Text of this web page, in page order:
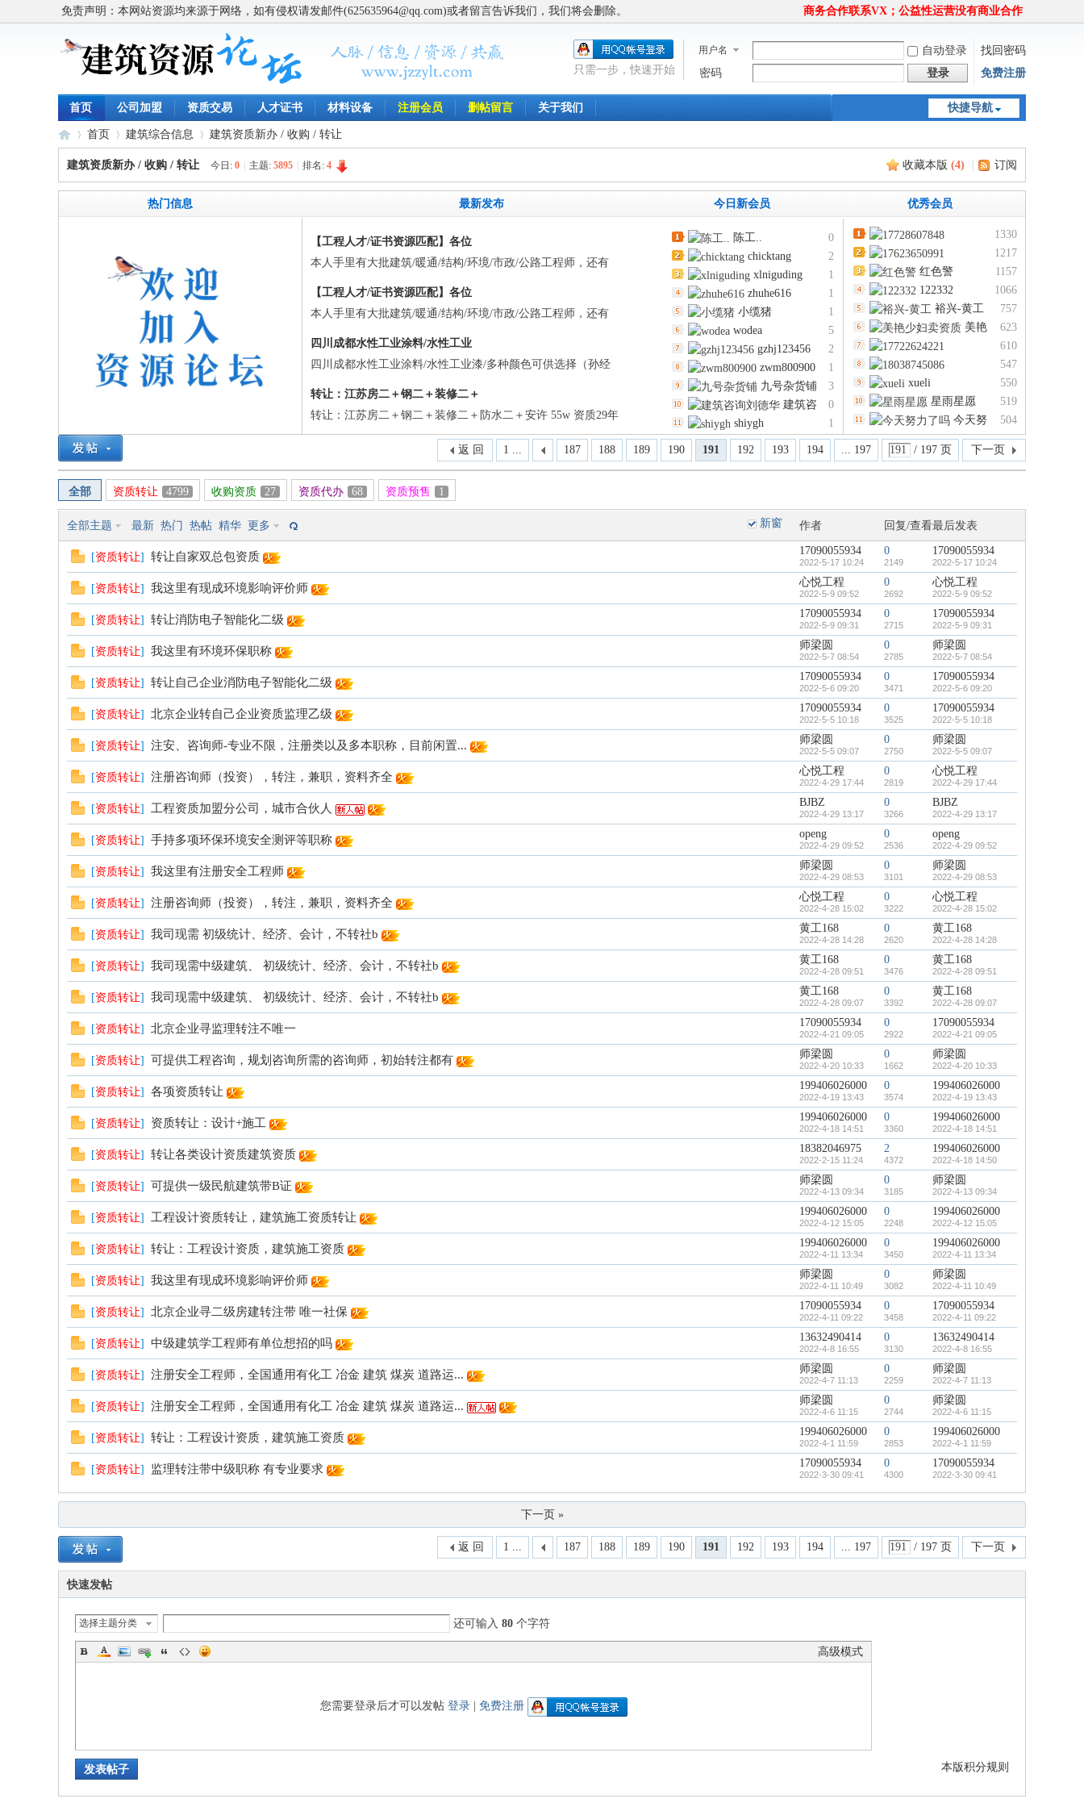
免责声明：本网站资源均来源于网络，如有侵权请发邮件(625635964@qq.com)或者留言告诉我们，我们将会删除。 商务合作联系VX；公益性运营没有商业合作
用户名 自动登录
找回密码
密码
登录 免费注册
只需一步，快速开始
快捷导航
首页 公司加盟 资质交易 人才证书 材料设备 注册会员 删帖留言 关于我们
资
坛
首页 建筑综合信息 建筑资质新办 / 收购 / 转让
收藏本版 (4) 订阅
建筑资质新办 / 收购 / 转让 今日: 0 主题: 5895 排名: 4
热门信息 最新发布 今日新会员 优秀会员
【工程人才/证书资源匹配】各位
本人手里有大批建筑/暖通/结构/环境/市政/公路工程师，还有
【工程人才/证书资源匹配】各位
本人手里有大批建筑/暖通/结构/环境/市政/公路工程师，还有
四川成都水性工业涂料/水性工业
四川成都水性工业涂料/水性工业漆/多种颜色可供选择（孙经
转让：江苏房二＋钢二＋装修二＋
转让：江苏房二＋钢二＋装修二＋防水二＋安许 55w 资质29年
0
陈工..
2
chicktang
1
xlniguding
1
zhuhe616
1
小缆猪
5
wodea
2
gzhj123456
1
zwm800900
3
九号杂货铺
0
建筑咨
询刘德华
1
shiygh
1330
17728607848
1217
17623650991
1157
红色警
1066
122332
757
裕兴-黄工
623
美艳
少妇卖资质
610
17722624221
547
18038745086
550
xueli
519
星雨星愿
504
今天努
力了吗
1 ...
187 188 189 190 191 192 193 194 ... 197 / 197 页 下一页
返 回
全部 资质转让 4799 收购资质 27 资质代办 68 资质预售 1
新窗
全部主题 最新 热门 热帖 精华 更多 作者 回复/查看最后发表
[资质转让] 转让自家双总包资质 17090055934
2022-5-17 10:24
0
2149
17090055934
2022-5-17 10:24
[资质转让] 我这里有现成环境影响评价师 心悦工程
2022-5-9 09:52
0
2692
心悦工程
2022-5-9 09:52
[资质转让] 转让消防电子智能化二级 17090055934
2022-5-9 09:31
0
2715
17090055934
2022-5-9 09:31
[资质转让] 我这里有环境环保职称 师梁圆
2022-5-7 08:54
0
2785
师梁圆
2022-5-7 08:54
[资质转让] 转让自己企业消防电子智能化二级 17090055934
2022-5-6 09:20
0
3471
17090055934
2022-5-6 09:20
[资质转让] 北京企业转自己企业资质监理乙级 17090055934
2022-5-5 10:18
0
3525
17090055934
2022-5-5 10:18
[资质转让] 注安、咨询师-专业不限，注册类以及多本职称，目前闲置... 师梁圆
2022-5-5 09:07
0
2750
师梁圆
2022-5-5 09:07
[资质转让] 注册咨询师（投资），转注，兼职，资料齐全 心悦工程
2022-4-29 17:44
0
2819
心悦工程
2022-4-29 17:44
[资质转让] 工程资质加盟分公司，城市合伙人 BJBZ
2022-4-29 13:17
0
3266
BJBZ
2022-4-29 13:17
[资质转让] 手持多项环保环境安全测评等职称 openg
2022-4-29 09:52
0
2536
openg
2022-4-29 09:52
[资质转让] 我这里有注册安全工程师 师梁圆
2022-4-29 08:53
0
3101
师梁圆
2022-4-29 08:53
[资质转让] 注册咨询师（投资），转注，兼职，资料齐全 心悦工程
2022-4-28 15:02
0
3222
心悦工程
2022-4-28 15:02
[资质转让] 我司现需 初级统计、经济、会计，不转社b 黄工168
2022-4-28 14:28
0
2620
黄工168
2022-4-28 14:28
[资质转让] 我司现需中级建筑、 初级统计、经济、会计，不转社b 黄工168
2022-4-28 09:51
0
3476
黄工168
2022-4-28 09:51
[资质转让] 我司现需中级建筑、 初级统计、经济、会计，不转社b 黄工168
2022-4-28 09:07
0
3392
黄工168
2022-4-28 09:07
[资质转让] 北京企业寻监理转注不唯一 17090055934
2022-4-21 09:05
0
2922
17090055934
2022-4-21 09:05
[资质转让] 可提供工程咨询，规划咨询所需的咨询师，初始转注都有 师梁圆
2022-4-20 10:33
0
1662
师梁圆
2022-4-20 10:33
[资质转让] 各项资质转让 199406026000
2022-4-19 13:43
0
3574
199406026000
2022-4-19 13:43
[资质转让] 资质转让：设计+施工 199406026000
2022-4-18 14:51
0
3360
199406026000
2022-4-18 14:51
[资质转让] 转让各类设计资质建筑资质 18382046975
2022-2-15 11:24
2
4372
199406026000
2022-4-18 14:50
[资质转让] 可提供一级民航建筑带B证 师梁圆
2022-4-13 09:34
0
3185
师梁圆
2022-4-13 09:34
[资质转让] 工程设计资质转让，建筑施工资质转让 199406026000
2022-4-12 15:05
0
2248
199406026000
2022-4-12 15:05
[资质转让] 转让：工程设计资质，建筑施工资质 199406026000
2022-4-11 13:34
0
3450
199406026000
2022-4-11 13:34
[资质转让] 我这里有现成环境影响评价师 师梁圆
2022-4-11 10:49
0
3082
师梁圆
2022-4-11 10:49
[资质转让] 北京企业寻二级房建转注带 唯一社保 17090055934
2022-4-11 09:22
0
3458
17090055934
2022-4-11 09:22
[资质转让] 中级建筑学工程师有单位想招的吗 13632490414
2022-4-8 16:55
0
3130
13632490414
2022-4-8 16:55
[资质转让] 注册安全工程师，全国通用有化工 冶金 建筑 煤炭 道路运... 师梁圆
2022-4-7 11:13
0
2259
师梁圆
2022-4-7 11:13
[资质转让] 注册安全工程师，全国通用有化工 冶金 建筑 煤炭 道路运... 师梁圆
2022-4-6 11:15
0
2744
师梁圆
2022-4-6 11:15
[资质转让] 转让：工程设计资质，建筑施工资质 199406026000
2022-4-1 11:59
0
2853
199406026000
2022-4-1 11:59
[资质转让] 监理转注带中级职称 有专业要求 17090055934
2022-3-30 09:41
0
4300
17090055934
2022-3-30 09:41
下一页 »
1 ... 187 188 189 190 191 192 193 194 ... 197 / 197 页 下一页
返 回
快速发帖
选择主题分类 还可输入 80 个字符
高级模式
您需要登录后才可以发帖 登录| 免费注册
本版积分规则
发表帖子